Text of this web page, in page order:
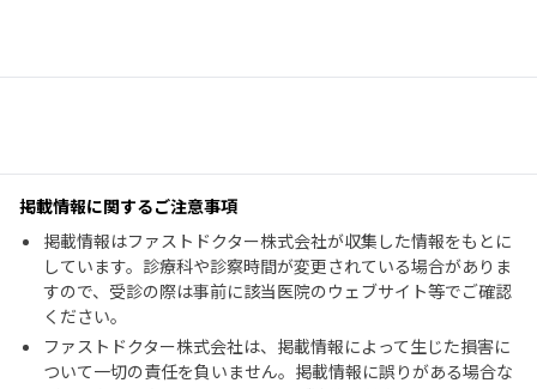
掲載情報に関するご注意事項
掲載情報はファストドクター株式会社が収集した情報をもとに
しています。診療科や診察時間が変更されている場合がありま
すので、受診の際は事前に該当医院のウェブサイト等でご確認
ください。
ファストドクター株式会社は、掲載情報によって生じた損害に
ついて一切の責任を負いません。掲載情報に誤りがある場合な